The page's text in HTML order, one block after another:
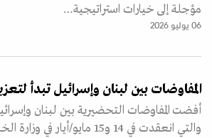
مؤجلة إلى خيارات استراتيجية…
06 يوليو 2026
المفاوضات بين لبنان وإسرائيل تبدأ
أفضت المفاوضات التحضيرية بين لبنان
والتي انعقدت في 14 و15 مايو/أيار